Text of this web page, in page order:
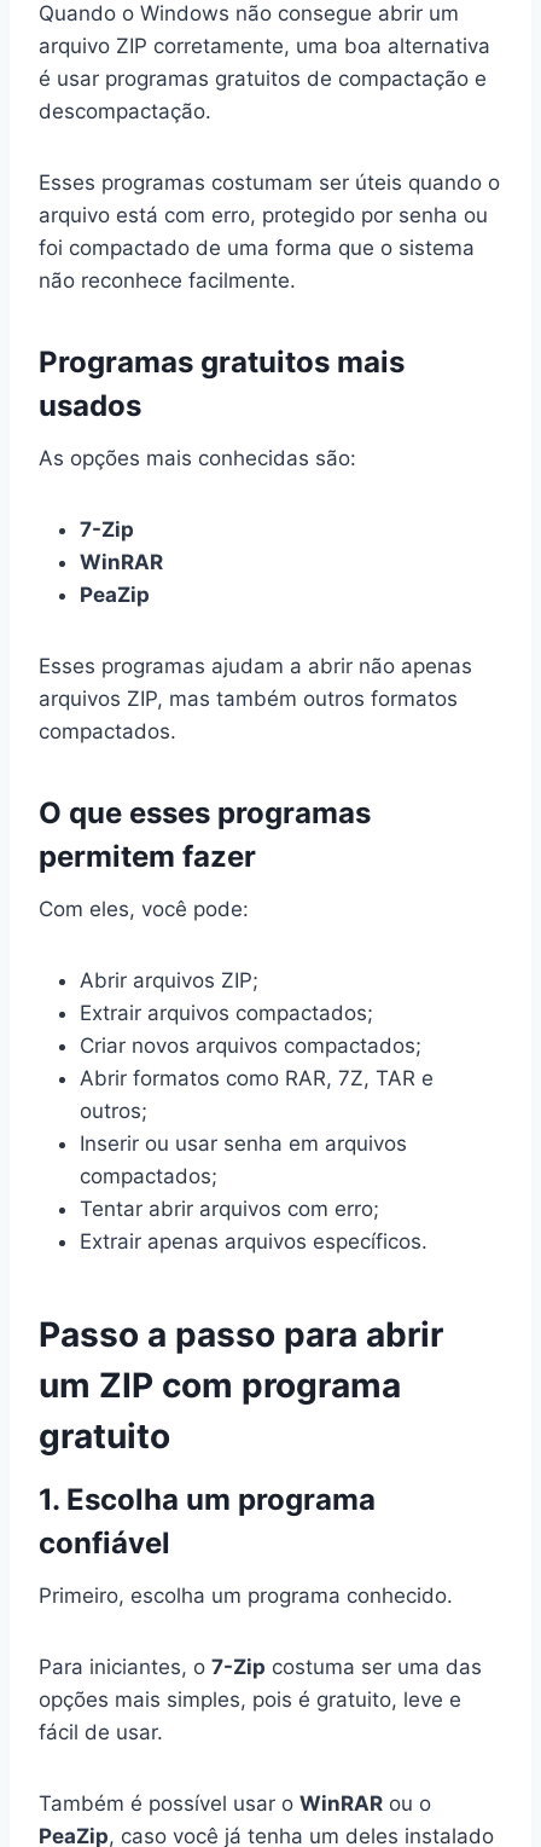
Quando o Windows não consegue abrir um
arquivo ZIP corretamente, uma boa alternativa
é usar programas gratuitos de compactação e
descompactação.
Esses programas costumam ser úteis quando o
arquivo está com erro, protegido por senha ou
foi compactado de uma forma que o sistema
não reconhece facilmente.
Programas gratuitos mais
usados
As opções mais conhecidas são:
7-Zip
WinRAR
PeaZip
Esses programas ajudam a abrir não apenas
arquivos ZIP, mas também outros formatos
compactados.
O que esses programas
permitem fazer
Com eles, você pode:
Abrir arquivos ZIP;
Extrair arquivos compactados;
Criar novos arquivos compactados;
Abrir formatos como RAR, 7Z, TAR e
outros;
Inserir ou usar senha em arquivos
compactados;
Tentar abrir arquivos com erro;
Extrair apenas arquivos específicos.
Passo a passo para abrir
um ZIP com programa
gratuito
1. Escolha um programa
confiável
Primeiro, escolha um programa conhecido.
Para iniciantes, o 7-Zip costuma ser uma das
opções mais simples, pois é gratuito, leve e
fácil de usar.
Também é possível usar o WinRAR ou o
PeaZip, caso você já tenha um deles instalado